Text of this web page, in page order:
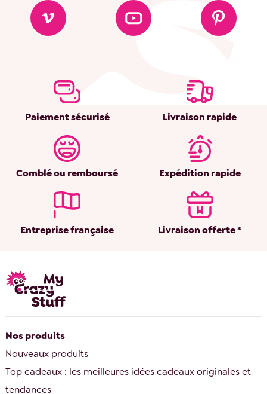
Paiement sécurisé Livraison rapide
Comblé ou remboursé Expédition rapide
Entreprise française Livraison offerte *
Nos produits
Nouveaux produits
Top cadeaux : les meilleures idées cadeaux originales et
tendances